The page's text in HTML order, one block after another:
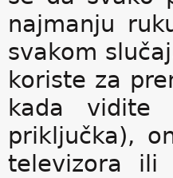
najmanju
svakom
koriste za
kada vidite
priključka),
televizora ili